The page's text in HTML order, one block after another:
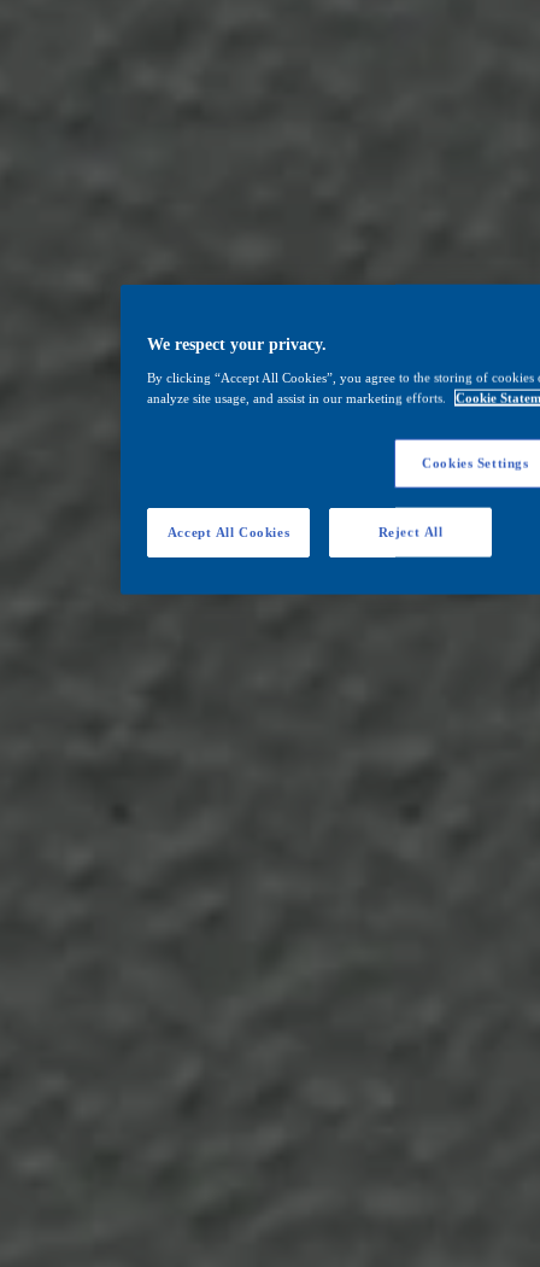
We respect your privacy.
By clicking “Accept All Cookies”, you agree to the storing of
analyze site usage, and assist in our marketing efforts.
Cookie
Cookies Settings
Reject All
Accept All Cookies